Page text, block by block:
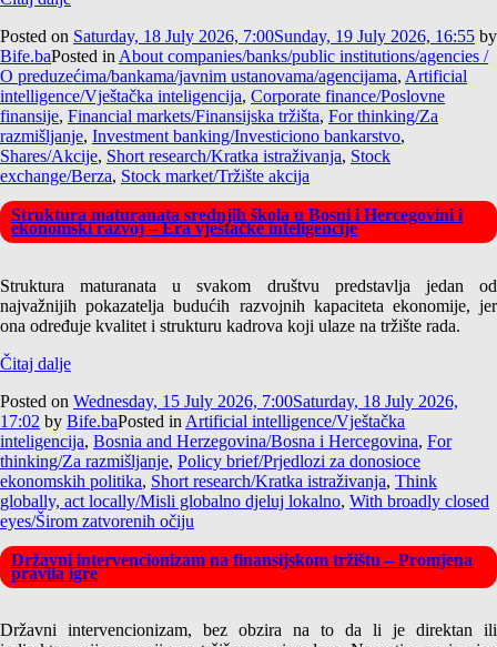
Posted on Saturday, 18 July 2026, 7:00Sunday, 19 July 2026, 16:55 by
Bife.baPosted in About companies/banks/public institutions/agencies /
O preduzećima/bankama/javnim ustanovama/agencijama, Artificial
intelligence/Vještačka inteligencija, Corporate finance/Poslovne
finansije, Financial markets/Finansijska tržišta, For thinking/Za
razmišljanje, Investment banking/Investiciono bankarstvo,
Shares/Akcije, Short research/Kratka istraživanja, Stock
exchange/Berza, Stock market/Tržište akcija
Struktura maturanata srednjih škola u Bosni i Hercegovini i
ekonomski razvoj – Era vještačke inteligencije
Struktura maturanata u svakom društvu predstavlja jedan od
najvažnijih pokazatelja budućih razvojnih kapaciteta ekonomije, jer
ona određuje kvalitet i strukturu kadrova koji ulaze na tržište rada.
Čitaj dalje
Posted on Wednesday, 15 July 2026, 7:00Saturday, 18 July 2026,
17:02 by Bife.baPosted in Artificial intelligence/Vještačka
inteligencija, Bosnia and Herzegovina/Bosna i Hercegovina, For
thinking/Za razmišljanje, Policy brief/Prjedlozi za donosioce
ekonomskih politika, Short research/Kratka istraživanja, Think
globally, act locally/Misli globalno djeluj lokalno, With broadly closed
eyes/Širom zatvorenih očiju
Državni intervencionizam na finansijskom tržištu – Promjena
pravila igre
Državni intervencionizam, bez obzira na to da li je direktan ili